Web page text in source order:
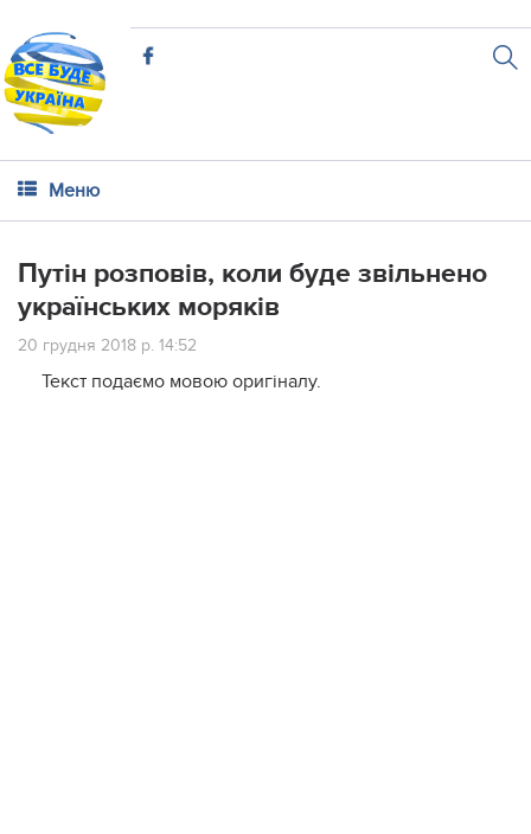
Меню
Путін розповів, коли буде звільнено
українських моряків
20 грудня 2018 р. 14:52
Текст подаємо мовою оригіналу.